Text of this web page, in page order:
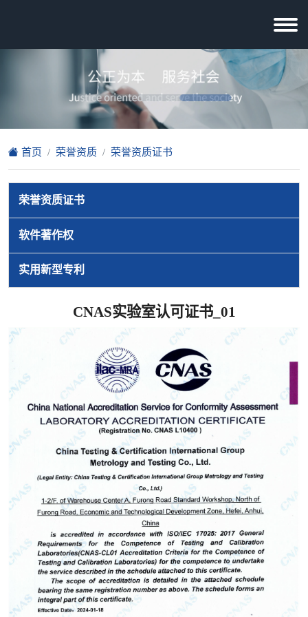
首页 荣誉资质 荣誉资质证书
荣誉资质证书
软件著作权
实用新型专利
CNAS实验室认可证书_01